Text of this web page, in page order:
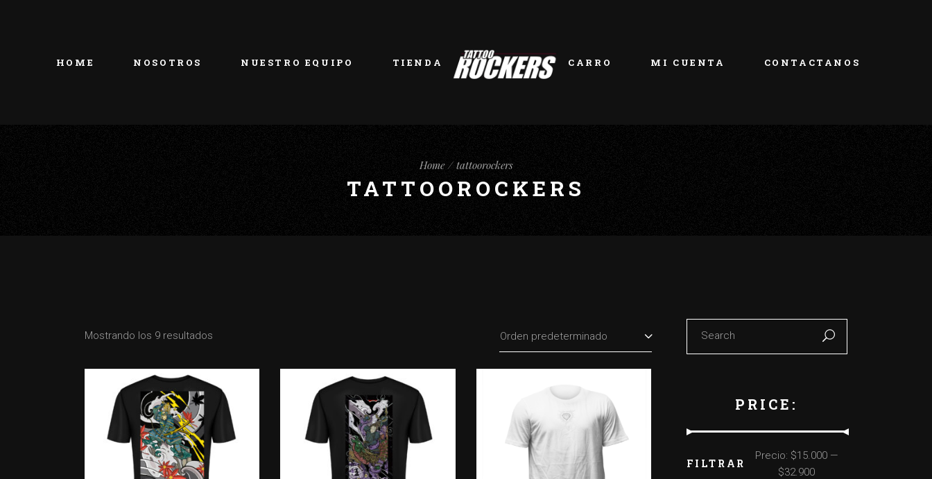
HOME NOSOTROS NUESTRO EQUIPO TIENDA CARRO MI CUENTA CONTACTANOS
Home tattoorockers
TATTOOROCKERS
Mostrando los 9 resultados Orden predeterminado
Search
PRICE:
Precio
Precio
FILTRAR
Precio: $15.000—
$32.900